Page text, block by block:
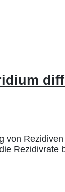
von
Rezidivrate